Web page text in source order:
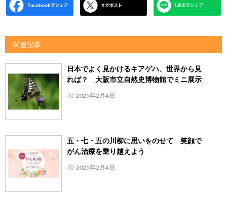
関連記事
日本でよく見かけるキアゲハ、世界から見
れば？ 大阪市立自然史博物館でミニ展示
2025年2月4日
五・七・五の川柳に思いをのせて 笑顔で
がん治療を乗り越えよう
2025年2月4日